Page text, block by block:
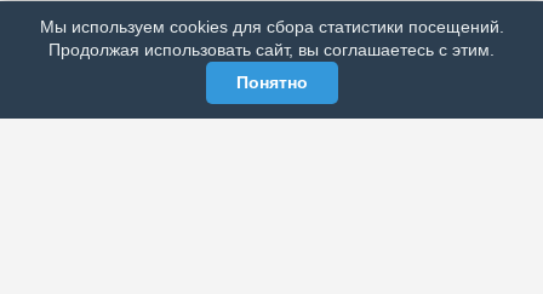
МЫ В СОЦСЕТЯХ
Мы используем cookies для сбора статистики посещений.
Продолжая использовать сайт, вы соглашаетесь с этим.
Понятно